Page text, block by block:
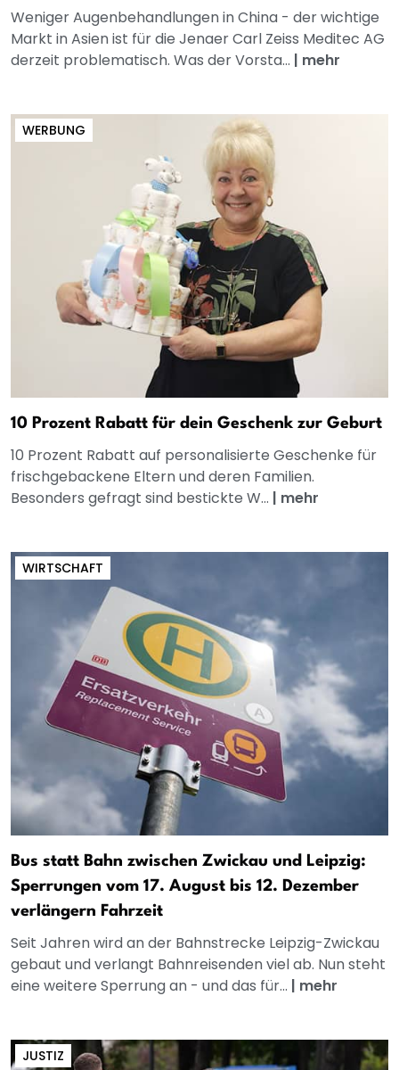
Weniger Augenbehandlungen in China - der wichtige
Markt in Asien ist für die Jenaer Carl Zeiss Meditec AG
derzeit problematisch. Was der Vorsta... | mehr
WERBUNG
10 Prozent Rabatt für dein Geschenk zur Geburt
10 Prozent Rabatt auf personalisierte Geschenke für
frischgebackene Eltern und deren Familien.
Besonders gefragt sind bestickte W... | mehr
WIRTSCHAFT
Bus statt Bahn zwischen Zwickau und Leipzig:
Sperrungen vom 17. August bis 12. Dezember
verlängern Fahrzeit
Seit Jahren wird an der Bahnstrecke Leipzig-Zwickau
gebaut und verlangt Bahnreisenden viel ab. Nun steht
eine weitere Sperrung an - und das für... | mehr
JUSTIZ